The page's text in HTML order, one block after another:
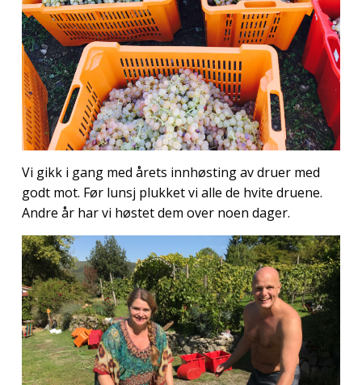
Vi gikk i gang med årets innhøsting av druer med
godt mot. Før lunsj plukket vi alle de hvite druene.
Andre år har vi høstet dem over noen dager.